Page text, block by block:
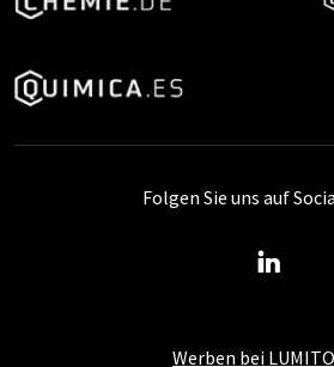
Werben bei
Folgen Sie uns auf